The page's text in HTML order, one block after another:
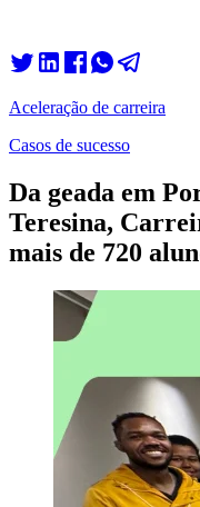
Aceleração de carreira
Casos de sucesso
Da geada em
Teresina,
mais de 720